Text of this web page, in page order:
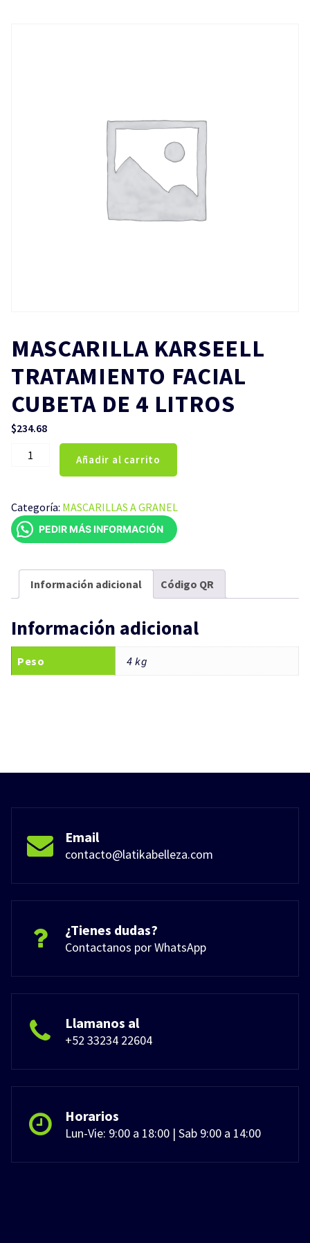
MASCARILLA KARSEELL
TRATAMIENTO FACIAL
CUBETA DE 4 LITROS
$234.68
MASCARILLA
FACIAL
CUBETA
DE
LITROS
cantidad
Añadir al carrito
Categoría: MASCARILLAS A GRANEL
PEDIR MÁS INFORMACIÓN
Información adicional Código QR
Información adicional
Peso 4 kg
Email
contacto@latikabelleza.com
¿Tienes dudas?
Contactanos por WhatsApp
Llamanos al
+52 33234 22604
Horarios
Lun-Vie: 9:00 a 18:00 | Sab 9:00 a 14:00